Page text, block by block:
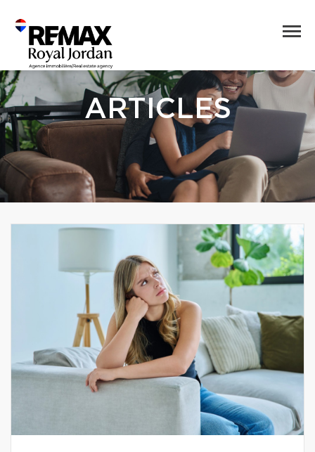
ARTICLES